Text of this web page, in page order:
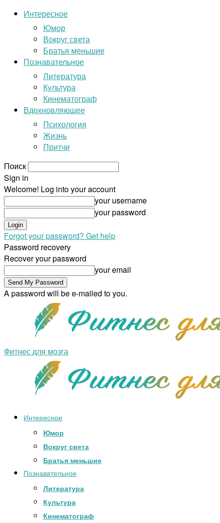
Интересное
Юмор
Вокруг света
Братья меньшие
Познавательное
Литература
Культура
Кинематограф
Вдохновляющее
Психология
Жизнь
Притчи
Поиск
Sign in
Welcome! Log into your account
your username
your password
Forgot your password? Get help
Password recovery
Recover your password
your email
A password will be e-mailed to you.
Фитнес для мозга
Интересное
Юмор
Вокруг света
Братья меньшие
Познавательное
Литература
Культура
Кинематограф